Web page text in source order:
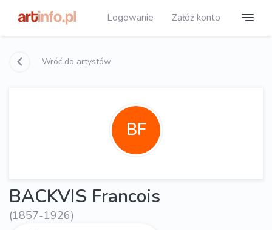
Logowanie Załóż konto
Wróć do artystów
BF
BACKVIS Francois
(1857-1926)